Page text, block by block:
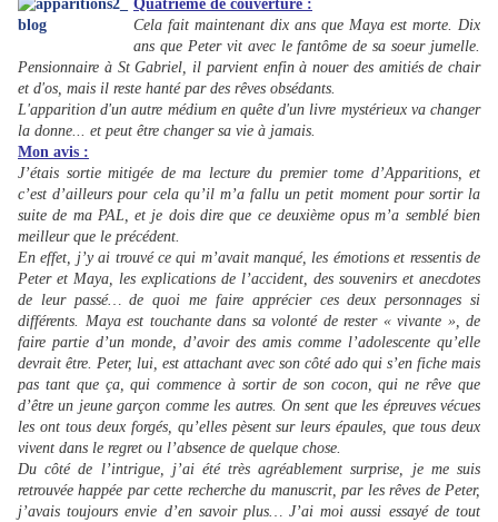
Quatrième de couverture :
Cela fait maintenant dix ans que Maya est morte. Dix
ans que Peter vit avec le fantôme de sa soeur jumelle.
Pensionnaire à St Gabriel, il parvient enfin à nouer des amitiés de chair
et d'os, mais il reste hanté par des rêves obsédants.
L'apparition d'un autre médium en quête d'un livre mystérieux va changer
la donne... et peut être changer sa vie à jamais.
Mon avis :
J’étais sortie mitigée de ma lecture du premier tome d’Apparitions, et
c’est d’ailleurs pour cela qu’il m’a fallu un petit moment pour sortir la
suite de ma PAL, et je dois dire que ce deuxième opus m’a semblé bien
meilleur que le précédent.
En effet, j’y ai trouvé ce qui m’avait manqué, les émotions et ressentis de
Peter et Maya, les explications de l’accident, des souvenirs et anecdotes
de leur passé… de quoi me faire apprécier ces deux personnages si
différents. Maya est touchante dans sa volonté de rester « vivante », de
faire partie d’un monde, d’avoir des amis comme l’adolescente qu’elle
devrait être. Peter, lui, est attachant avec son côté ado qui s’en fiche mais
pas tant que ça, qui commence à sortir de son cocon, qui ne rêve que
d’être un jeune garçon comme les autres. On sent que les épreuves vécues
les ont tous deux forgés, qu’elles pèsent sur leurs épaules, que tous deux
vivent dans le regret ou l’absence de quelque chose.
Du côté de l’intrigue, j’ai été très agréablement surprise, je me suis
retrouvée happée par cette recherche du manuscrit, par les rêves de Peter,
j’avais toujours envie d’en savoir plus… J’ai moi aussi essayé de tout